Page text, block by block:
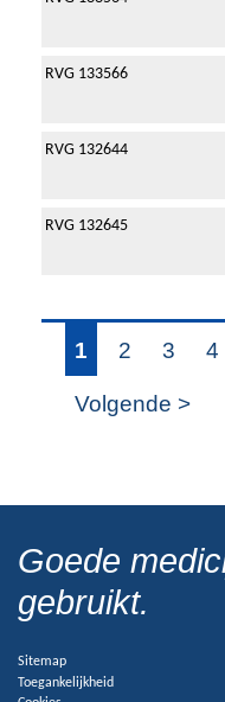
RVG 133566
RVG 132644
RVG 132645
1 2 3 4
Volgende >
Goede
gebruikt.
Sitemap
Toegankelijkheid